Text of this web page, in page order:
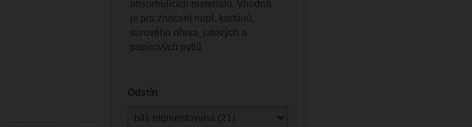
absorbujících materiálů. Vhodná
je pro značení např. kartónů,
surového dřeva, jutových a
papírových pytlů.
Odstín